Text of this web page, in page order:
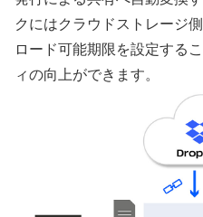
クにはクラウドストレージ
ロード可能期限を設定する
ィの向上ができます。